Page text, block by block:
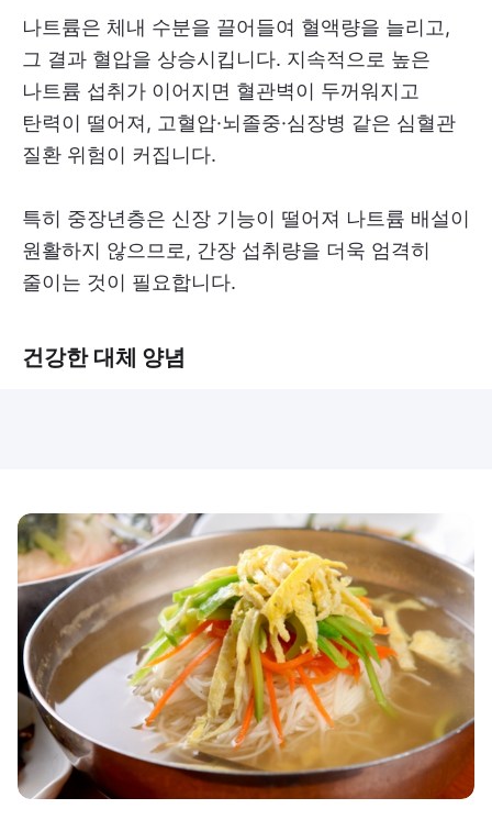
나트륨은 체내 수분을 끌어들여 혈액량을 늘리고,
그 결과 혈압을 상승시킵니다. 지속적으로 높은
나트륨 섭취가 이어지면 혈관벽이 두꺼워지고
탄력이 떨어져, 고혈압·뇌졸중·심장병 같은 심혈관
질환 위험이 커집니다.
특히 중장년층은 신장 기능이 떨어져 나트륨 배설이
원활하지 않으므로, 간장 섭취량을 더욱 엄격히
줄이는 것이 필요합니다.
건강한 대체 양념